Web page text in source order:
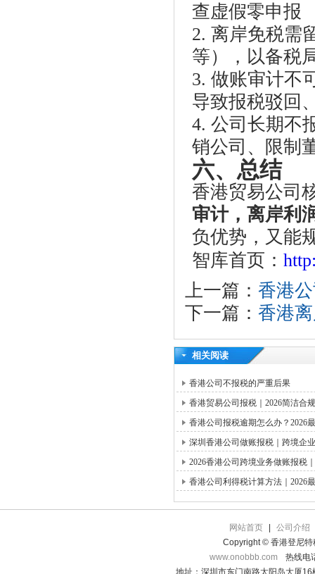
查虚假零申报
2. 离岸免税需
等），以备税
3. 做账审计不
导致报税驳回
4. 公司长期不
销公司、限制
六、总结
香港贸易公司
审计，离岸利
负优势，又能
智库首页：
上一篇： 香港
下一篇： 香港
相关阅读
香港公司不报税的严重后果
香港贸易公司报税｜2026简洁合
香港公司报税逾期怎么办？2026
深圳香港公司做账报税｜跨境企
2026香港公司跨境业务做账报税
香港公司利得税计算方法｜2026
网站首页
公司介绍
Copyright © 香港登尼特
www.onobbb.com
热线电
地址：深圳市东门南路太阳岛大厦